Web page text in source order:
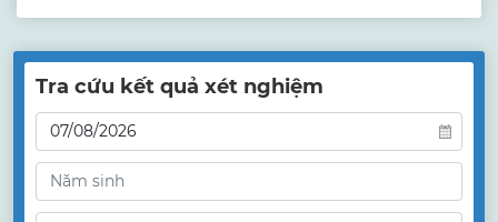
Tra cứu kết quả xét nghiệm